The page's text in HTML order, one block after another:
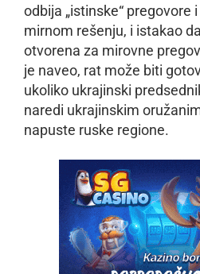
odbija „istinske“ pregovore
mirnom rešenju, i istakao
otvorena za mirovne
je naveo, rat može biti
ukoliko ukrajinski
naredi ukrajinskim
napuste ruske regione.